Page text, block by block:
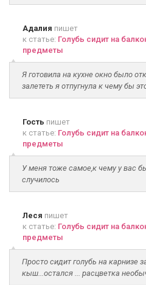
Адалия пишет
к статье: Голубь сидит на
предметы
Я готовила на кухне окно было
залететь я отпугнула к чему бы
Гость пишет
к статье: Голубь сидит на
предметы
У меня тоже самое,к чему у вас
случилось
Леся пишет
к статье: Голубь сидит на
предметы
Просто сидит голубь на карнизе
кыш...остался ... расцветка